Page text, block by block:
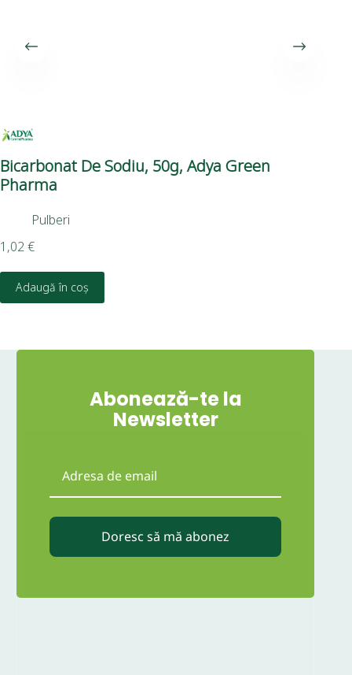
Bicarbonat De Sodiu, 50g, Adya Green
Pharma
Pulberi
1,02€
Adaugă în coș
Abonează-te la
Newsletter
Doresc să mă abonez